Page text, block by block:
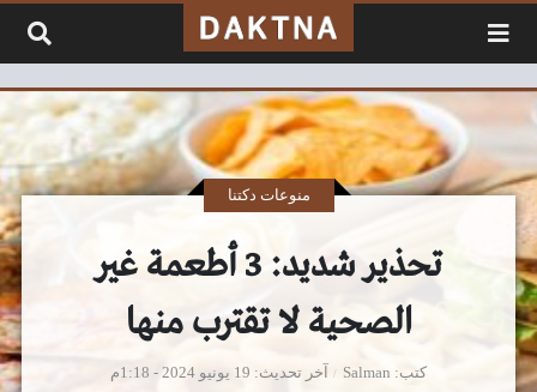
تحذير شديد: 3 أطعمة غير
الصحية لا تقترب منها
كتب Salman
منوعات دكتنا
آخر تحديث 19 يونيو 2024 - 1:18م